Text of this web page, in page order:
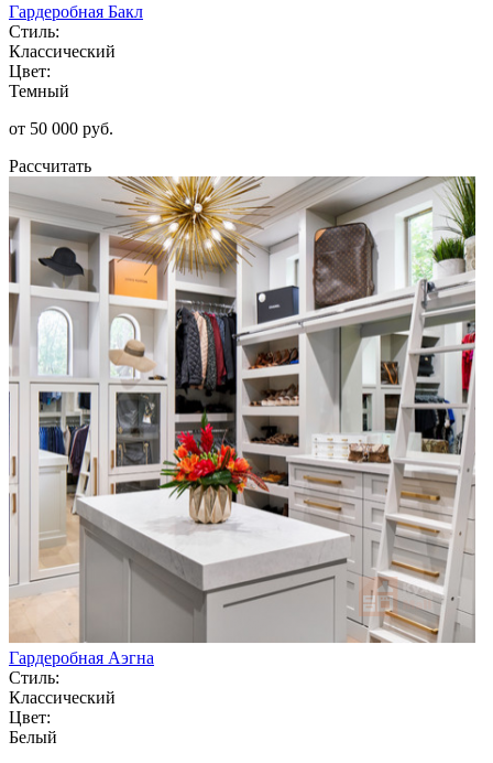
Гардеробная Бакл
Стиль:
Классический
Цвет:
Темный
от 50 000 руб.
Рассчитать
Гардеробная Аэгна
Стиль:
Классический
Цвет:
Белый